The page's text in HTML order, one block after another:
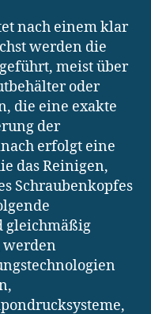
nach einem klar
werden die
meist über
oder
die eine exakte
der
erfolgt eine
das Reinigen,
Schraubenkopfes
gleichmäßig
werden